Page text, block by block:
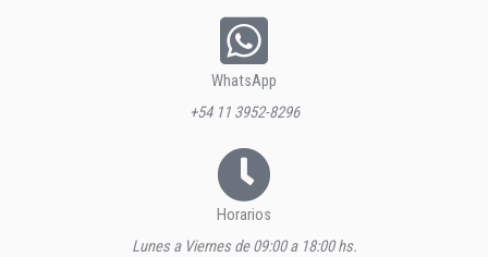
WhatsApp
+54 11 3952-8296
Horarios
Lunes a Viernes de 09:00 a 18:00 hs.